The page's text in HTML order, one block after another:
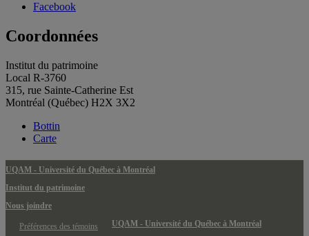
Facebook
Coordonnées
Institut du patrimoine
Local R-3760
315, rue Sainte-Catherine Est
Montréal (Québec) H2X 3X2
Bottin
Carte
UQAM - Université du Québec à Montréal
Institut du patrimoine
Nous joindre
Préférences des témoins UQAM - Université du Québec à Montréal